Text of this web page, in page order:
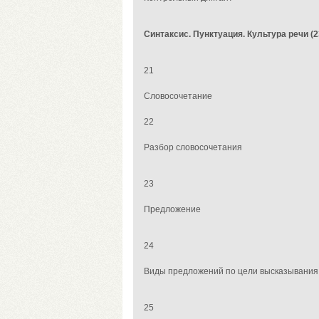
Синтаксис. Пунктуация. Культура речи
21
Словосочетание
22
Разбор словосочетания
23
Предложение
24
Виды предложений по цели высказывания
25